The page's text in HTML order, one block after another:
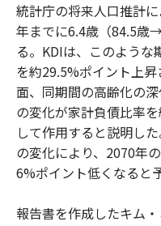
統計庁の将来人口推計
年までに6.4歳（84.5歳
る。KDIは、このよう
を約29.5%ポイント上
面、同期間の高齢化の
の変化が家計負債比率
して作用すると説明し
の変化により、2070年
6%ポイント低くなると
報告書を作成したキム